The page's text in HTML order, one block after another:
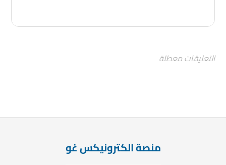
التعليقات معطلة
منصة الكترونيكس غو